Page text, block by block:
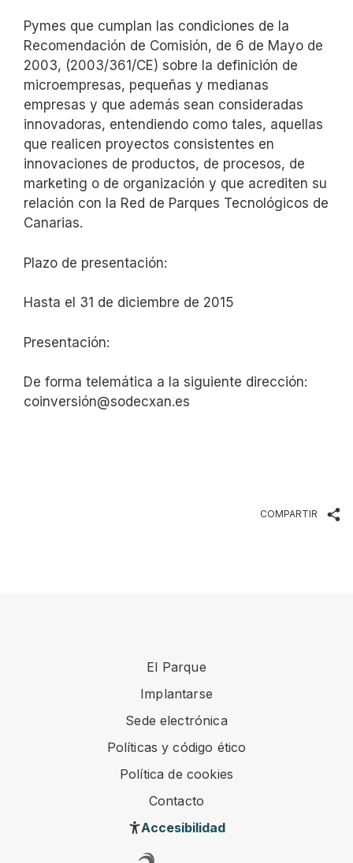
Pymes que cumplan las condiciones de la
Recomendación de Comisión, de 6 de Mayo de
2003, (2003/361/CE) sobre la definición de
microempresas, pequeñas y medianas
empresas y que además sean consideradas
innovadoras, entendiendo como tales, aquellas
que realicen proyectos consistentes en
innovaciones de productos, de procesos, de
marketing o de organización y que acrediten su
relación con la Red de Parques Tecnológicos de
Canarias.
Plazo de presentación:
Hasta el 31 de diciembre de 2015
Presentación:
De forma telemática a la siguiente dirección:
coinversión@sodecxan.es
COMPARTIR
El Parque
Implantarse
Sede electrónica
Políticas y código ético
Política de cookies
Contacto
Accesibilidad